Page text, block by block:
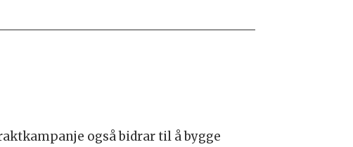
også bidrar til å bygge